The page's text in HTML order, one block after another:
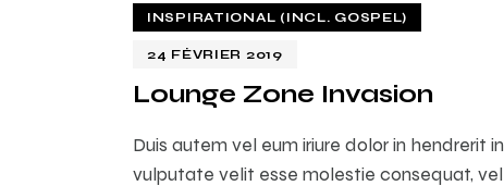
INSPIRATIONAL (INCL. GOSPEL)
24 FÉVRIER 2019
Lounge Zone Invasion
Duis autem vel eum iriure dolor in hendrerit in
vulputate velit esse molestie consequat, vel